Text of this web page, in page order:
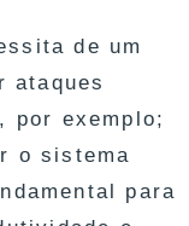
de um
ataques
por exemplo;
o sistema
para